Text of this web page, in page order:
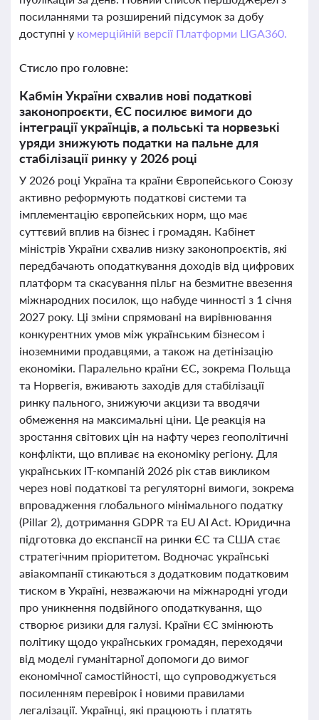
посиланнями та розширений підсумок за добу
доступні у комерційній версії Платформи LIGA360.
Стисло про головне:
Кабмін України схвалив нові податкові
законопроєкти, ЄС посилює вимоги до
інтеграції українців, а польські та норвезькі
уряди знижують податки на пальне для
стабілізації ринку у 2026 році
У 2026 році Україна та країни Європейського Союзу
активно реформують податкові системи та
імплементацію європейських норм, що має
суттєвий вплив на бізнес і громадян. Кабінет
міністрів України схвалив низку законопроєктів, які
передбачають оподаткування доходів від цифрових
платформ та скасування пільг на безмитне ввезення
міжнародних посилок, що набуде чинності з 1 січня
2027 року. Ці зміни спрямовані на вирівнювання
конкурентних умов між українським бізнесом і
іноземними продавцями, а також на детінізацію
економіки. Паралельно країни ЄС, зокрема Польща
та Норвегія, вживають заходів для стабілізації
ринку пального, знижуючи акцизи та вводячи
обмеження на максимальні ціни. Це реакція на
зростання світових цін на нафту через геополітичні
конфлікти, що впливає на економіку регіону. Для
українських IT-компаній 2026 рік став викликом
через нові податкові та регуляторні вимоги, зокрема
впровадження глобального мінімального податку
(Pillar 2), дотримання GDPR та EU AI Act. Юридична
підготовка до експансії на ринки ЄС та США стає
стратегічним пріоритетом. Водночас українські
авіакомпанії стикаються з додатковим податковим
тиском в Україні, незважаючи на міжнародні угоди
про уникнення подвійного оподаткування, що
створює ризики для галузі. Країни ЄС змінюють
політику щодо українських громадян, переходячи
від моделі гуманітарної допомоги до вимог
економічної самостійності, що супроводжується
посиленням перевірок і новими правилами
легалізації. Українці, які працюють і платять